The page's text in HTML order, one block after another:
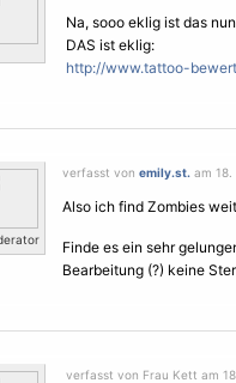
Na, sooo eklig ist das
DAS ist eklig:
http://www.tattoo-
verfasst von emily.st. am 18.
Also ich find Zombies
Finde es ein sehr
Bearbeitung (?) keine
verfasst von Frau Kett am